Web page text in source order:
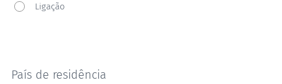
de
Ligação
País de residência